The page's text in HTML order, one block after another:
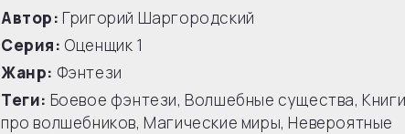
Автор: Григорий Шаргородский
Серия: Оценщик 1
Жанр: Фэнтези
Теги: Боевое фэнтези, Волшебные существа, Книги
про волшебников, Магические миры, Невероятные